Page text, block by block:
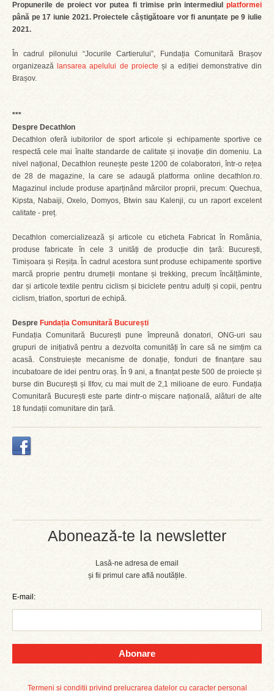
Abonează-te la newsletter
Lasă-ne adresa de email
și fii primul care află noutățile.
E-mail:
Abonare
Termeni și condiții privind prelucrarea datelor cu caracter personal
Propunerile de proiect vor putea fi trimise prin intermediul platformei
până pe 17 iunie 2021. Proiectele câștigătoare vor fi anunțate pe 9 iulie
2021.
În cadrul pilonului “Jocurile Cartierului”, Fundația Comunitară Brașov
organizează lansarea apelului de proiecte și a ediției demonstrative din
Brașov.
***
Despre Decathlon
Decathlon oferă iubitorilor de sport articole și echipamente sportive ce
respectă cele mai înalte standarde de calitate și inovație din domeniu. La
nivel național, Decathlon reunește peste 1200 de colaboratori, într-o rețea
de 28 de magazine, la care se adaugă platforma online decathlon.ro.
Magazinul include produse aparținând mărcilor proprii, precum: Quechua,
Kipsta, Nabaiji, Oxelo, Domyos, Btwin sau Kalenji, cu un raport excelent
calitate - preț.
Decathlon comercializează și articole cu eticheta Fabricat în România,
produse fabricate în cele 3 unități de producție din țară: București,
Timișoara și Reșița. În cadrul acestora sunt produse echipamente sportive
marcă proprie pentru drumeții montane și trekking, precum încălțăminte,
dar și articole textile pentru ciclism și biciclete pentru adulți și copii, pentru
ciclism, triatlon, sporturi de echipă.
Despre Fundația Comunitară București
Fundația Comunitară București pune împreună donatori, ONG-uri sau
grupuri de inițiativă pentru a dezvolta comunități în care să ne simțim ca
acasă. Construiește mecanisme de donație, fonduri de finanțare sau
incubatoare de idei pentru oraș. În 9 ani, a finanțat peste 500 de proiecte și
burse din București și Ilfov, cu mai mult de 2,1 milioane de euro. Fundația
Comunitară București este parte dintr-o mișcare națională, alături de alte
18 fundații comunitare din țară.